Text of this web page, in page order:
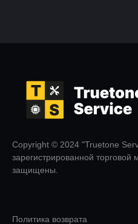
Copyright © 2024 "Truetone
зарегистрированной торговой
защищены.
Политика возврата